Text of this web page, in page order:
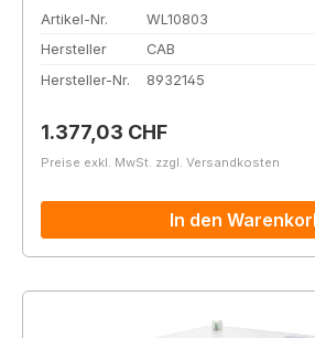
Artikel-Nr.
WL10803
Hersteller
CAB
Hersteller-Nr.
8932145
Regulärer Preis:
1.377,03 CHF
Preise exkl. MwSt. zzgl. Versandkosten
In den